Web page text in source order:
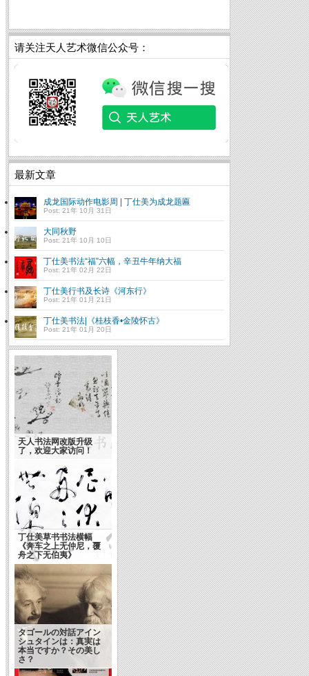
请关注天人艺术微信公众号：
最新文章
成龙国际动作电影周 | 丁仕美为成龙题匾
Post: 21年 10月 31日
大同秋野
Post: 21年 10月 10日
丁仕美书法“福”六幅，辛丑牛年纳大福
Post: 21年 02月 22日
丁仕美行书及长诗《河东行》
Post: 21年 01月 21日
丁仕美书法|《桂枝香•金陵怀古》
Post: 21年 01月 20日
天人书法网改版升级
了，欢迎大家访问！
丁仕美草书书法横幅
《奔车之上无仲尼，覆
舟之下无伯夷》
タゴールの対話アイン
シュタインは：真実は
本当ですか？その美し
さ？